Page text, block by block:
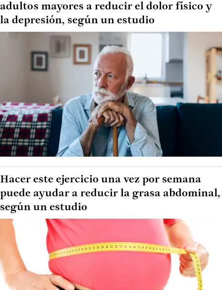
adultos mayores a reducir el dolor físico y
la depresión, según un estudio
Hacer este ejercicio una vez por semana
puede ayudar a reducir la grasa abdominal,
según un estudio